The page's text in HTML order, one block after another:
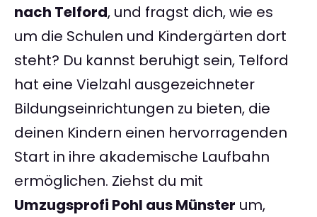
nach Telford, und fragst dich, wie es
um die Schulen und Kindergärten dort
steht? Du kannst beruhigt sein, Telford
hat eine Vielzahl ausgezeichneter
Bildungseinrichtungen zu bieten, die
deinen Kindern einen hervorragenden
Start in ihre akademische Laufbahn
ermöglichen. Ziehst du mit
Umzugsprofi Pohl aus Münster um,